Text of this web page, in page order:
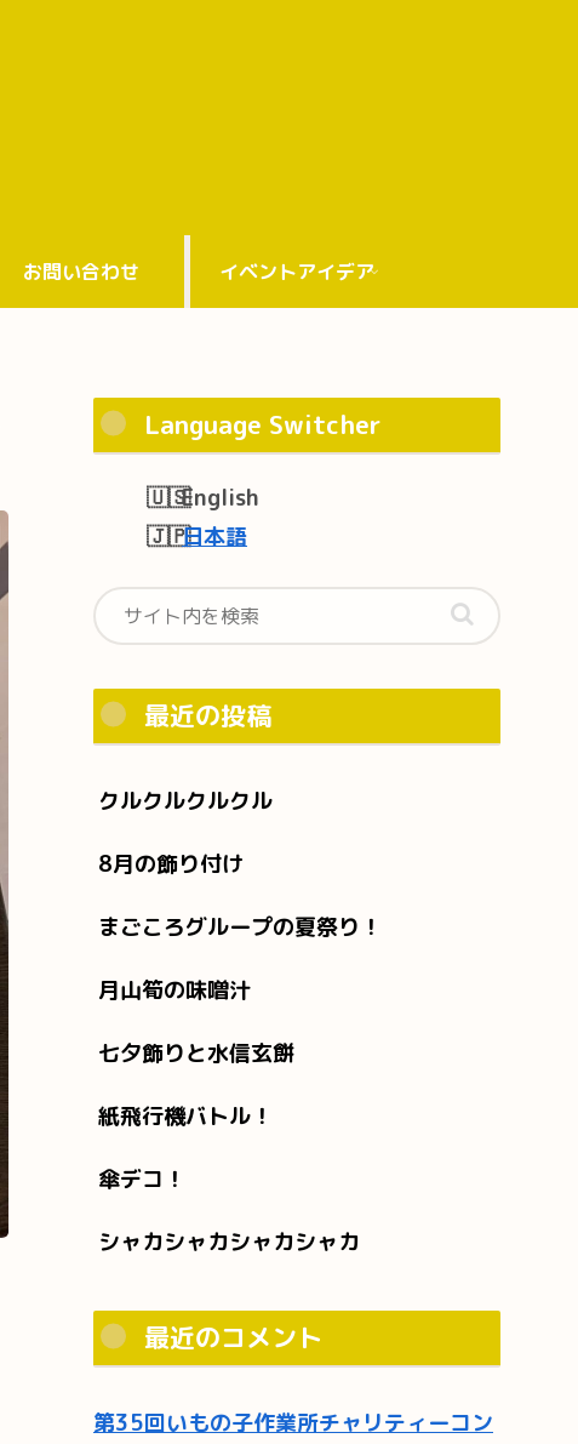
お問い合わせ イベントアイデア
Language Switcher
English
日本語
最近の投稿
クルクルクルクル
8月の飾り付け
まごころグループの夏祭り！
月山筍の味噌汁
七夕飾りと水信玄餅
紙飛行機バトル！
傘デコ！
シャカシャカシャカシャカ
最近のコメント
第35回いもの子作業所チャリティーコン